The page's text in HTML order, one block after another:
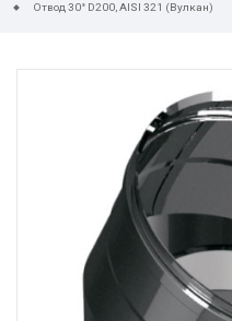
Отвод 30° D200, AISI 321 (Вулкан)